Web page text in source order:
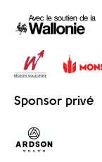
Sponsor privé